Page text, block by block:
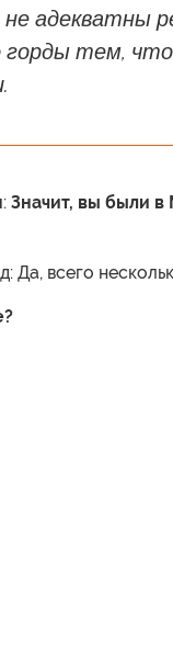
адекватны
горды тем,
: Значит, вы были
Да, всего